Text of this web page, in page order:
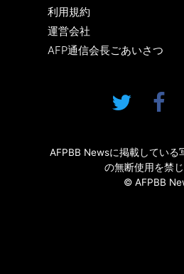
利用規約
運営会社
AFP通信会長ごあいさつ
AFPBB Newsに掲載している
の無断使用を禁じ
© AFPBB